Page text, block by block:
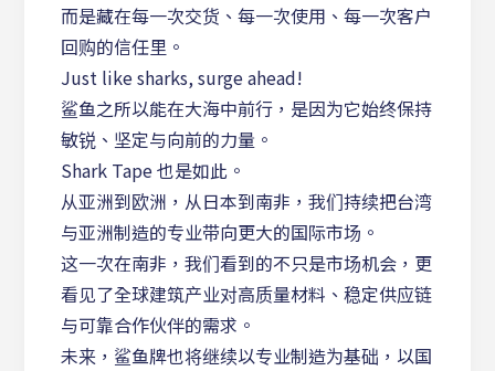
而是藏在每一次交货、每一次使用、每一次客户
回购的信任里。
Just like sharks, surge ahead!
鲨鱼之所以能在大海中前行，是因为它始终保持
敏锐、坚定与向前的力量。
Shark Tape 也是如此。
从亚洲到欧洲，从日本到南非，我们持续把台湾
与亚洲制造的专业带向更大的国际市场。
这一次在南非，我们看到的不只是市场机会，更
看见了全球建筑产业对高质量材料、稳定供应链
与可靠合作伙伴的需求。
未来，鲨鱼牌也将继续以专业制造为基础，以国